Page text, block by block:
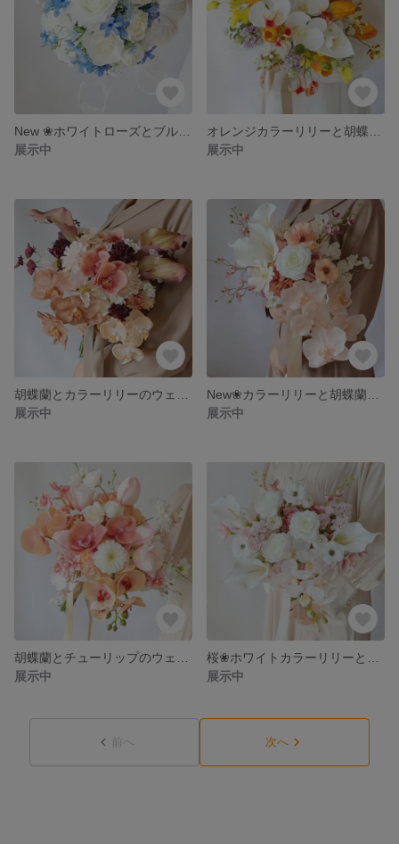
展示中
展示中
展示中
展示中
展示中
展示中
前へ 次へ